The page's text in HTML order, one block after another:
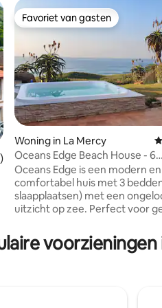
beoordeling van 4,92 op 5, 61
Favoriet van gasten
Favoriet van gasten
Woning in La Mercy
Oceans Edge Beach House - 6
slaapplaatsen - Backup Power
Oceans Edge is een modern en
comfortabel huis met 3
slaapplaatsen) met een
uitzicht op zee. Perfect voor
ontspannen en tot rust te
ziel te verjongen. Vitamine